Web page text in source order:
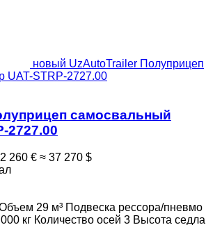
новый UzAutoTrailer Полуприцеп
UAT-STRP-2727.00
самосвальный
2727.00
260 € ≈ 37 270 $
29 м³ Подвеска рессора/пневмо
кг Количество осей 3 Высота седла